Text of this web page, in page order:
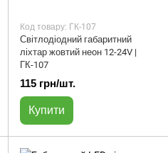
Код товару: ГК-107
Світлодіодний габаритний
ліхтар жовтий неон 12-24V |
ГК-107
115 грн/шт.
Купити